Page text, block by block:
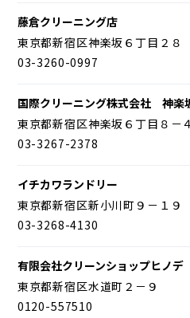
藤倉クリーニング店
東京都新宿区神楽坂６丁目２８
03-3260-0997
国際クリーニング株式会社 神楽
東京都新宿区神楽坂６丁目８－
03-3267-2378
イチカワランドリー
東京都新宿区新小川町９－１９
03-3268-4130
有限会社クリーンショップヒノデ
東京都新宿区水道町２－９
0120-557510